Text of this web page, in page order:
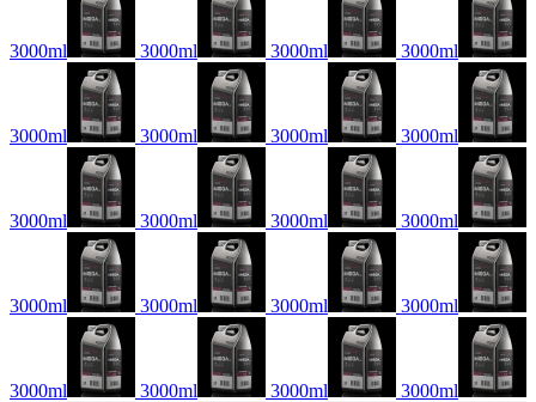
3000ml 3000ml 3000ml 3000ml
3000ml 3000ml 3000ml 3000ml
3000ml 3000ml 3000ml 3000ml
3000ml 3000ml 3000ml 3000ml
3000ml 3000ml 3000ml 3000ml